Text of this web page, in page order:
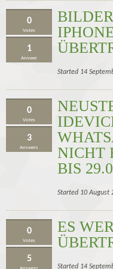
0
Votes
1
Answer
Started 14
0
Votes
3
Answers
NICHT
BIS
Started 10 August
0
Votes
5
ES
Started 14